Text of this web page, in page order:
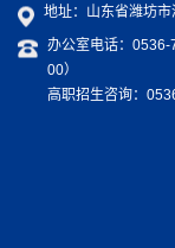
地址：山东省潍坊
办公室电话：0536-
00）
高职招生咨询：